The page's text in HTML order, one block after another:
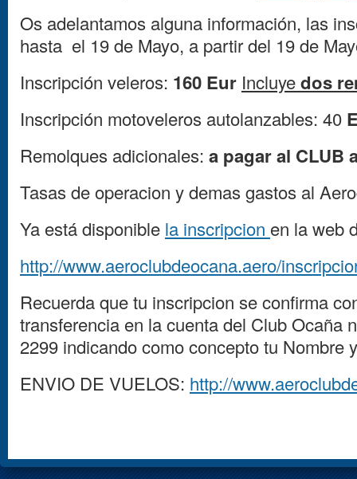
Os adelantamos alguna información, las
hasta el 19 de Mayo, a partir del 19 de
Inscripción veleros: 160 Eur Incluyedos
Inscripción motoveleros autolanzables: 40
Remolques adicionales: a pagar al CLUB
Tasas de operacion y demas gastos al
Ya está disponible la inscripcion en la web
http://www.aeroclubdeocana.aero/
Recuerda que tu inscripcion se confirma
transferencia en la cuenta del Club Ocaña
2299 indicando como concepto tu Nombre
ENVIO DE VUELOS: http://